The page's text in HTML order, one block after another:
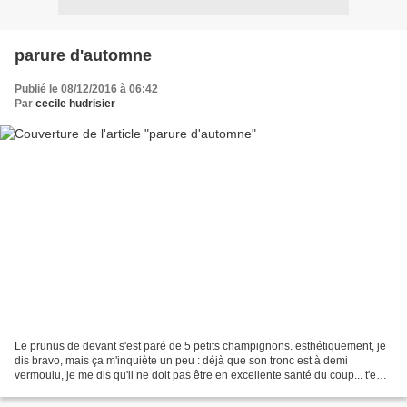
parure d'automne
Publié le 08/12/2016 à 06:42
Par cecile hudrisier
Le prunus de devant s'est paré de 5 petits champignons. esthétiquement, je
dis bravo, mais ça m'inquiète un peu : déjà que son tronc est à demi
vermoulu, je me dis qu'il ne doit pas être en excellente santé du coup... t'en